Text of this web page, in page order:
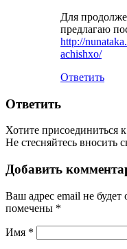
Для
предлагаю
http://
achishxo/
Ответить
Ответить
Хотите присоединиться
Не стесняйтесь вносить
Добавить
Ваш адрес email не будет
помечены *
Имя *